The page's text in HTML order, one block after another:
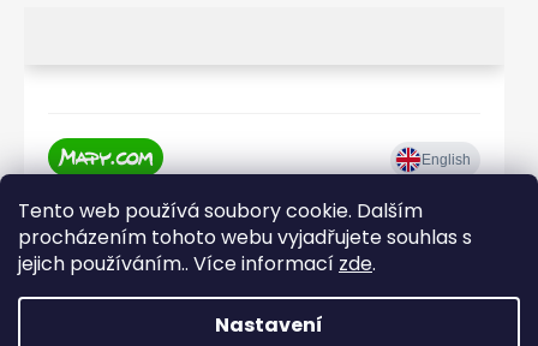
Tento web používá soubory cookie. Dalším
procházením tohoto webu vyjadřujete souhlas s
jejich používáním.. Více informací zde.
Nastavení